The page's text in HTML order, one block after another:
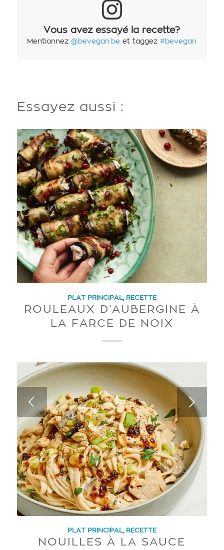
Vous avez essayé la recette?
Mentionnez@bevegan.be et taggez#bevegan
Essayez aussi :
PLAT PRINCIPAL, RECETTE
ROULEAUX D’AUBERGINE À
LA FARCE DE NOIX
PLAT PRINCIPAL, RECETTE
NOUILLES À LA SAUCE
Next